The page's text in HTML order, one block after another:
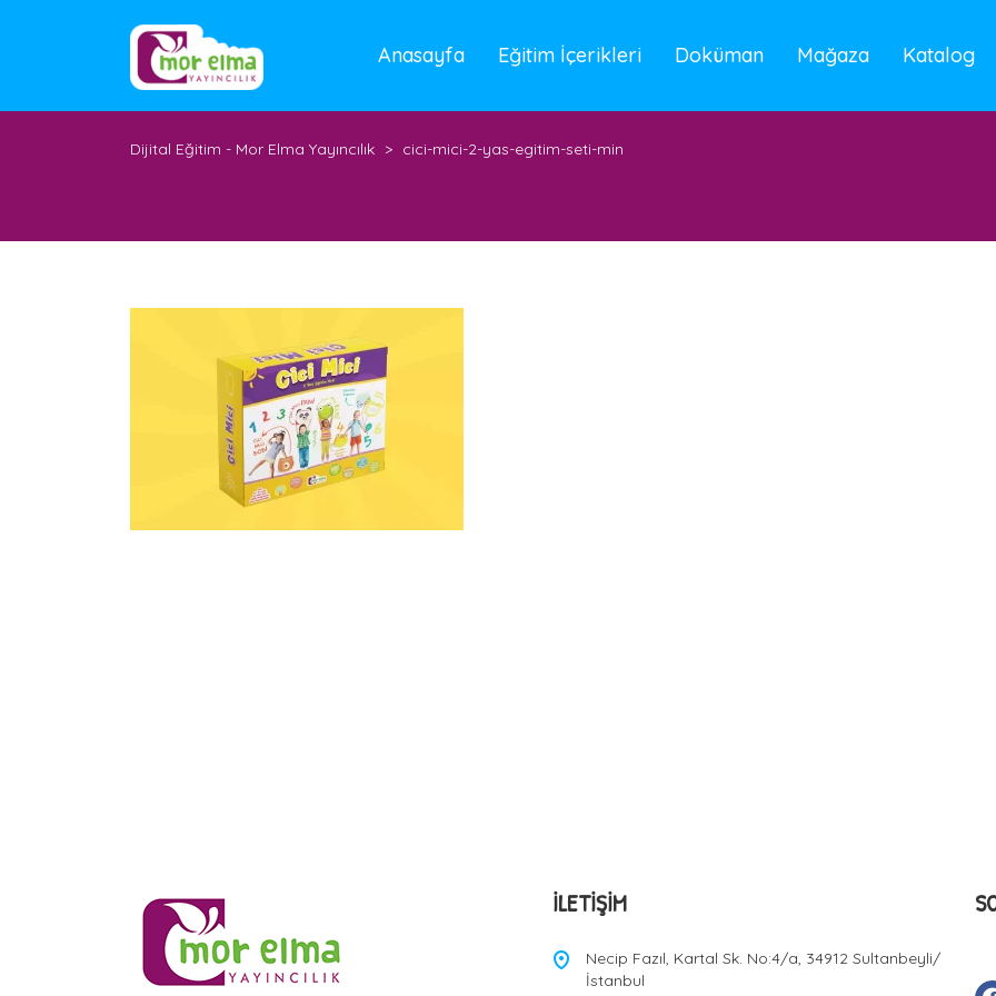
Anasayfa Eğitim İçerikleri Doküman Mağaza Katalog
Dijital Eğitim - Mor Elma Yayıncılık > cici-mici-2-yas-egitim-seti-min
İLETIŞIM
Necip Fazıl, Kartal Sk. No:4/a, 34912 Sultanbeyli/
İstanbul